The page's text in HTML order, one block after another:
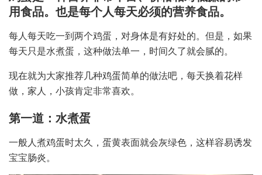
用食品。也是每个人每天必须的营养食品。
每人每天吃一到两个鸡蛋，对身体是有好处的。但是，如果
每天只是水煮蛋，这种做法单一，时间久了就会腻的。
现在就为大家推荐几种鸡蛋简单的做法吧，每天换着花样
做，家人，小孩肯定非常喜欢。
第一道：水煮蛋
一般人煮鸡蛋时太久，蛋黄表面就会灰绿色，这样容易诱发
宝宝肠炎。